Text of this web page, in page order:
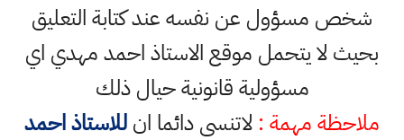
شخص مسؤول عن نفسه عند كتابة التعليق
بحيث لا يتحمل موقع الاستاذ احمد مهدي اي
مسؤولية قانونية حيال ذلك
ملاحظة مهمة : لاتنسى دائما انللاستاذ احمد